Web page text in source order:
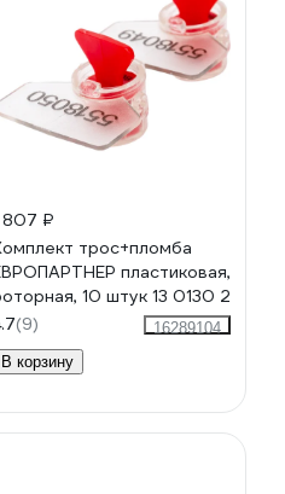
807 ₽
трос+пломба
пластиковая,
10 штук 13 0130 2
(9)
16289104
В корзину